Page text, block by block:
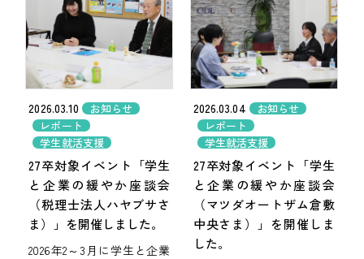
2026.03.10 お知らせ
レポート
学生就活支援
27卒対象イベント「学生
と企業の緩やか座談会
（税理士法人ハヤブサさ
ま）」を開催しました。
2026年2～3月に学生と企業
2026.03.04
お知らせ
レポート
学生就活支援
27卒対象イベント「学生
と企業の緩やか座談会
（マツダオートザム倉敷
中央さま）」を開催しま
した。